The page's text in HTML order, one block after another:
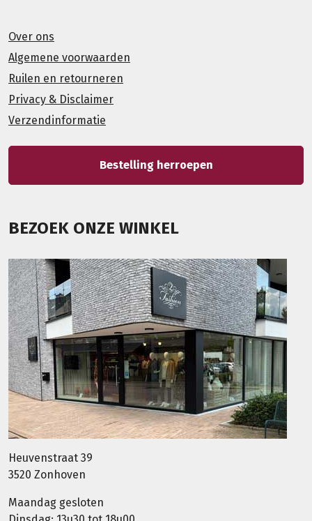
Over ons
Algemene voorwaarden
Ruilen en retourneren
Privacy & Disclaimer
Verzendinformatie
Bestelling herroepen
BEZOEK ONZE WINKEL
Heuvenstraat 39
3520 Zonhoven
Maandag gesloten